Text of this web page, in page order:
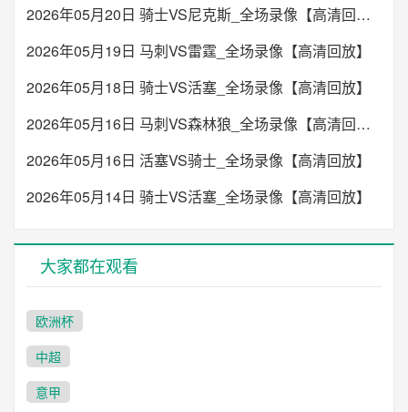
2026年05月20日 骑士VS尼克斯_全场录像【高清回放】
2026年05月19日 马刺VS雷霆_全场录像【高清回放】
2026年05月18日 骑士VS活塞_全场录像【高清回放】
2026年05月16日 马刺VS森林狼_全场录像【高清回放】
2026年05月16日 活塞VS骑士_全场录像【高清回放】
2026年05月14日 骑士VS活塞_全场录像【高清回放】
大家都在观看
欧洲杯
中超
意甲